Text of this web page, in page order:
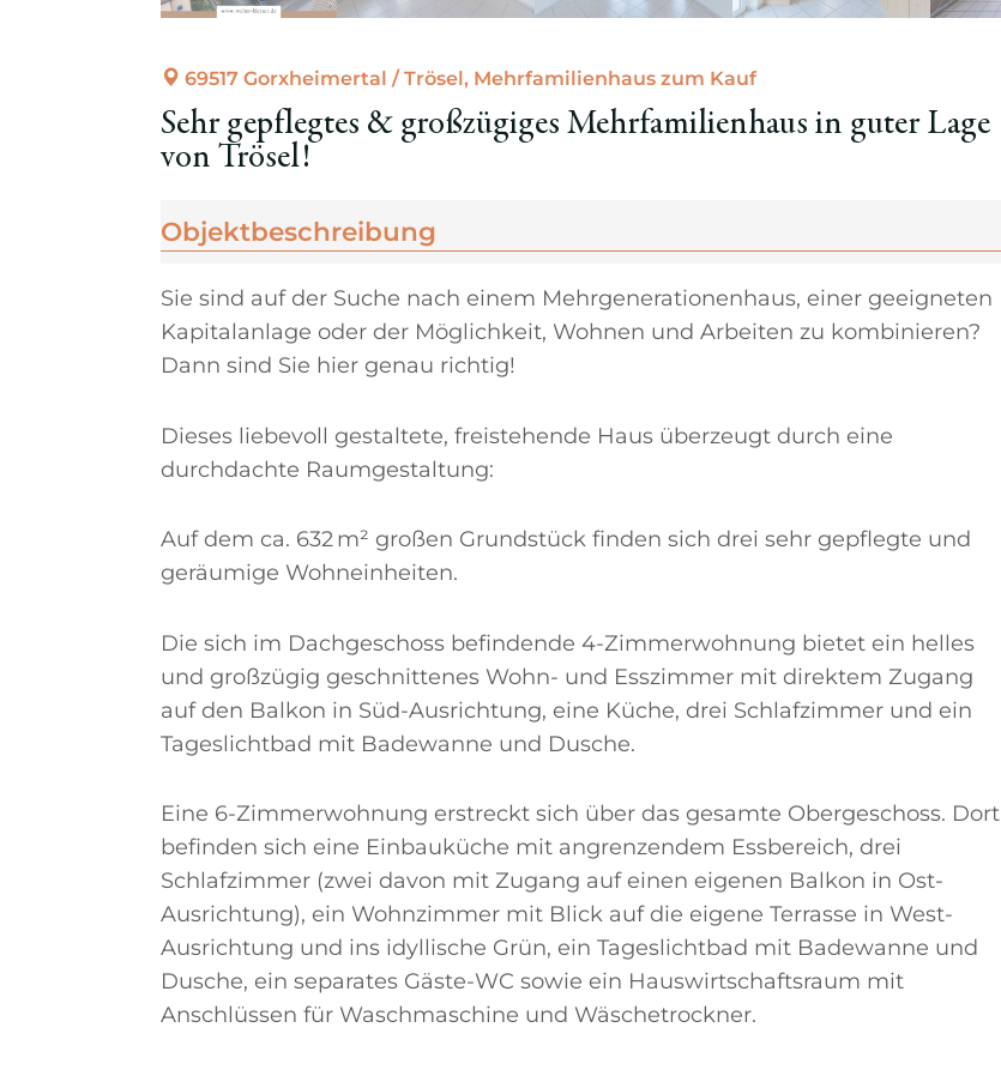
69517 Gorxheimertal / Trösel, Mehrfamilienhaus zum Kauf
Sehr gepflegtes & großzügiges Mehrfamilienhaus in guter Lage
von Trösel!
Objekt­beschreibung
Sie sind auf der Suche nach einem Mehrgenerationenhaus, einer geeigneten
Kapitalanlage oder der Möglichkeit, Wohnen und Arbeiten zu kombinieren?
Dann sind Sie hier genau richtig!
Dieses liebevoll gestaltete, freistehende Haus überzeugt durch eine
durchdachte Raumgestaltung:
Auf dem ca. 632 m² großen Grundstück finden sich drei sehr gepflegte und
geräumige Wohneinheiten.
Die sich im Dachgeschoss befindende 4-Zimmerwohnung bietet ein helles
und großzügig geschnittenes Wohn- und Esszimmer mit direktem Zugang
auf den Balkon in Süd-Ausrichtung, eine Küche, drei Schlafzimmer und ein
Tageslichtbad mit Badewanne und Dusche.
Eine 6-Zimmerwohnung erstreckt sich über das gesamte Obergeschoss. Dort
befinden sich eine Einbauküche mit angrenzendem Essbereich, drei
Schlafzimmer (zwei davon mit Zugang auf einen eigenen Balkon in Ost-
Ausrichtung), ein Wohnzimmer mit Blick auf die eigene Terrasse in West-
Ausrichtung und ins idyllische Grün, ein Tageslichtbad mit Badewanne und
Dusche, ein separates Gäste-WC sowie ein Hauswirtschaftsraum mit
Anschlüssen für Waschmaschine und Wäschetrockner.